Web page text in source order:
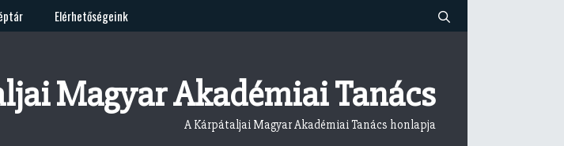
Elérhetőségeink
Magyar Akadémiai Tanács
A Kárpátaljai Magyar Akadémiai Tanács honlapja